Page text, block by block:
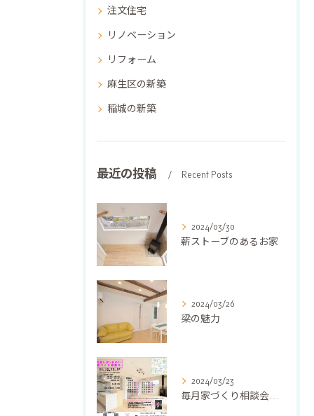
注文住宅
リノベーション
リフォーム
麻生区の新築
稲城の新築
最近の投稿 Recent Posts
2024/03/30
薪ストーブのあるお家
2024/03/26
梁の魅力
2024/03/23
毎月家づくり相談会を開催しています❣️